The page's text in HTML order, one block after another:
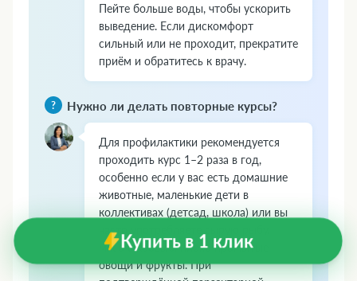
Пейте больше воды, чтобы ускорить
выведение. Если дискомфорт
сильный или не проходит, прекратите
приём и обратитесь к врачу.
Нужно ли делать повторные курсы?
Для профилактики рекомендуется
проходить курс 1–2 раза в год,
особенно если у вас есть домашние
животные, маленькие дети в
коллективах (детсад, школа) или вы
часто употребляете сырую рыбу,
мясо с кровью, плохо промытые
овощи и фрукты. При
Купить в 1 клик